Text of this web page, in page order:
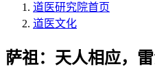
道医研究院首页
道医文化
萨祖：天人相应，